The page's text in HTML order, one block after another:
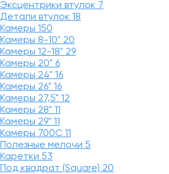
Эксцентрики втулок 7
Детали втулок 18
Камеры 150
Камеры 8-10" 20
Камеры 12-18" 29
Камеры 20" 6
Камеры 24" 16
Камеры 26" 16
Камеры 27,5" 12
Камеры 28" 11
Камеры 29" 11
Камеры 700C 11
Полезные мелочи 5
Каретки 53
Под квадрат (Square) 20